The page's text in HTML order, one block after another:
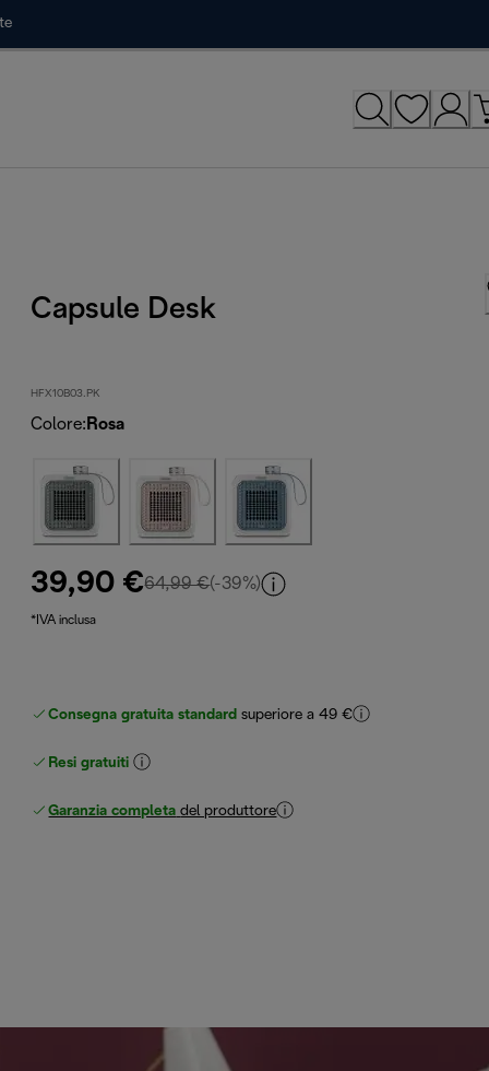
Capsule Desk
HFX10B03.PK
Colore: Rosa
39,90 €64,99 €prezzo originale 64,99 €
(-39%)
*IVA inclusa
Consegna gratuita standard superiore a 49 €
Resi gratuiti
Garanzia completa del produttore